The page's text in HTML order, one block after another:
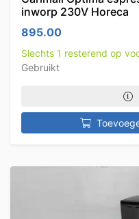
inworp 230V Horeca
895.00
Slechts 1 resterend op
Gebruikt